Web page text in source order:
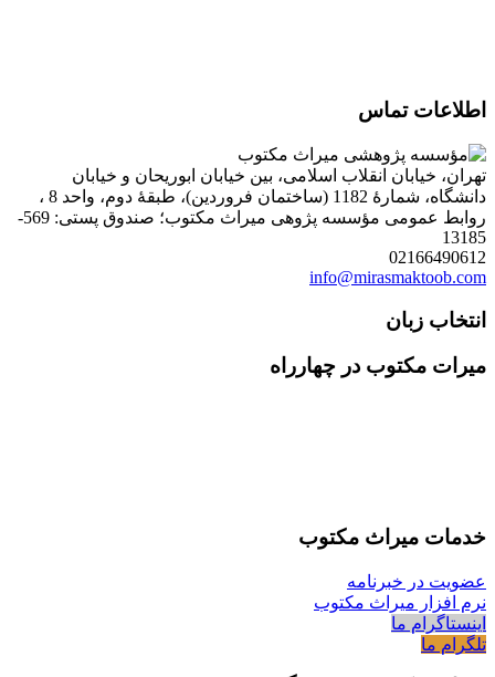
اطلاعات تماس
تهران، خیابان انقلاب اسلامی، بین خیابان ابوریحان و خیابان
دانشگاه، شمارۀ 1182 (ساختمان فروردین)، طبقۀ دوم، واحد 8 ،
روابط عمومی مؤسسه پژوهی میراث مکتوب؛ صندوق پستی: 569-
13185
02166490612
info@mirasmaktoob.com
انتخاب زبان
میرات مکتوب در چهارراه
خدمات میراث مکتوب
عضویت در خبرنامه
نرم افزار میراث مکتوب
اینستاگرام ما
تلگرام ما